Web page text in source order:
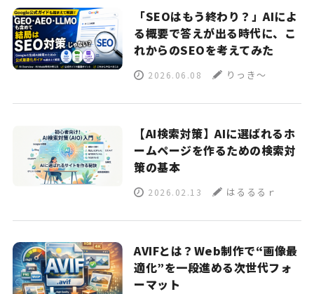
「SEOはもう終わり？」AIによ
る概要で答えが出る時代に、こ
れからのSEOを考えてみた
2026.06.08 りっき～
【AI検索対策】AIに選ばれるホ
ームページを作るための検索対
策の基本
2026.02.13 はるるるｒ
AVIFとは？Web制作で“画像最
適化”を一段進める次世代フォ
ーマット